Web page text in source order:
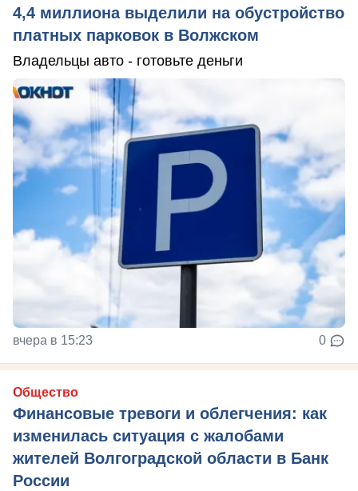
4,4 миллиона выделили на обустройство
платных парковок в Волжском
Владельцы авто - готовьте деньги
вчера в 15:23 0
Общество
Финансовые тревоги и облегчения: как
изменилась ситуация с жалобами
жителей Волгоградской области в Банк
России